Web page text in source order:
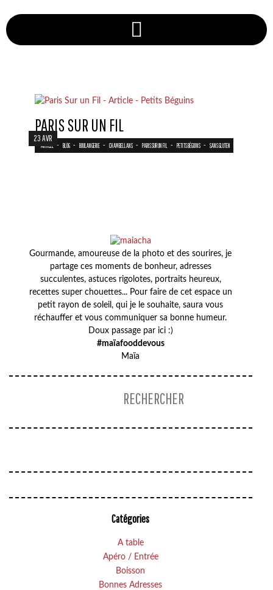
23 AVR
PARIS SUR UN FIL
ARTICLE - BLOG - BOULANGERIE - CHAMBELLANS - PARIS SUR UN FIL - PETITS BÉGUINS - SANS GLUTEN
Gourmande, amoureuse de la photo et des sourires, je
partage ces moments de bonheur, adresses
succulentes, astuces rigolotes, portraits heureux,
recettes super chouettes... Pour faire de cet espace un
petit rayon de soleil, qui je le souhaite, saura vous
réchauffer et vous communiquer sa bonne humeur.
Doux passage par ici :)
#maïafooddevous
Maïa
Catégories
A table
Apéro / Entrée
Boisson
Bonnes Adresses